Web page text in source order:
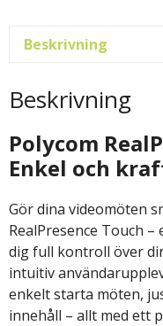
Beskrivning
Beskrivning
Polycom
Enkel och
Gör dina videomöten
RealPresence Touch
dig full kontroll över
intuitiv
enkelt starta möten,
innehåll – allt med ett